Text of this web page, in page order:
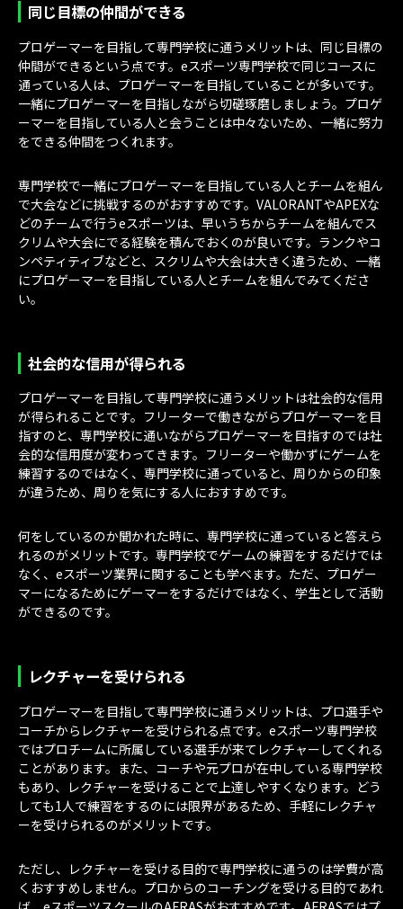
同じ目標の仲間ができる
プロゲーマーを目指して専門学校に通うメリットは、同じ目標の
仲間ができるという点です。eスポーツ専門学校で同じコースに
通っている人は、プロゲーマーを目指していることが多いです。
一緒にプロゲーマーを目指しながら切磋琢磨しましょう。プロゲ
ーマーを目指している人と会うことは中々ないため、一緒に努力
をできる仲間をつくれます。
専門学校で一緒にプロゲーマーを目指している人とチームを組ん
で大会などに挑戦するのがおすすめです。VALORANTやAPEXな
どのチームで行うeスポーツは、早いうちからチームを組んでス
クリムや大会にでる経験を積んでおくのが良いです。ランクやコ
ンペティティブなどと、スクリムや大会は大きく違うため、一緒
にプロゲーマーを目指している人とチームを組んでみてくださ
い。
社会的な信用が得られる
プロゲーマーを目指して専門学校に通うメリットは社会的な信用
が得られることです。フリーターで働きながらプロゲーマーを目
指すのと、専門学校に通いながらプロゲーマーを目指すのでは社
会的な信用度が変わってきます。フリーターや働かずにゲームを
練習するのではなく、専門学校に通っていると、周りからの印象
が違うため、周りを気にする人におすすめです。
何をしているのか聞かれた時に、専門学校に通っていると答えら
れるのがメリットです。専門学校でゲームの練習をするだけでは
なく、eスポーツ業界に関することも学べます。ただ、プロゲー
マーになるためにゲーマーをするだけではなく、学生として活動
ができるのです。
レクチャーを受けられる
プロゲーマーを目指して専門学校に通うメリットは、プロ選手や
コーチからレクチャーを受けられる点です。eスポーツ専門学校
ではプロチームに所属している選手が来てレクチャーしてくれる
ことがあります。また、コーチや元プロが在中している専門学校
もあり、レクチャーを受けることで上達しやすくなります。どう
しても1人で練習をするのには限界があるため、手軽にレクチャ
ーを受けられるのがメリットです。
ただし、レクチャーを受ける目的で専門学校に通うのは学費が高
くおすすめしません。プロからのコーチングを受ける目的であれ